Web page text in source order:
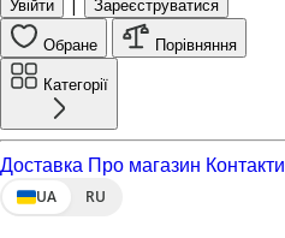
Увійти Зареєструватися
Обране Порівняння
Категорії
Доставка Про магазин Контакти
UA RU